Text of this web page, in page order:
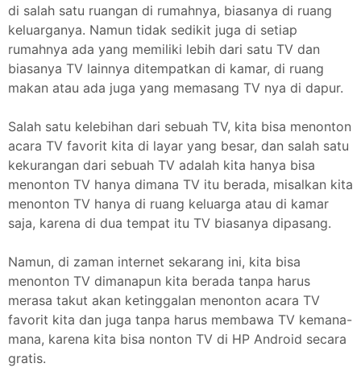
di salah satu ruangan di rumahnya, biasanya di ruang
keluarganya. Namun tidak sedikit juga di setiap
rumahnya ada yang memiliki lebih dari satu TV dan
biasanya TV lainnya ditempatkan di kamar, di ruang
makan atau ada juga yang memasang TV nya di dapur.
Salah satu kelebihan dari sebuah TV, kita bisa menonton
acara TV favorit kita di layar yang besar, dan salah satu
kekurangan dari sebuah TV adalah kita hanya bisa
menonton TV hanya dimana TV itu berada, misalkan kita
menonton TV hanya di ruang keluarga atau di kamar
saja, karena di dua tempat itu TV biasanya dipasang.
Namun, di zaman internet sekarang ini, kita bisa
menonton TV dimanapun kita berada tanpa harus
merasa takut akan ketinggalan menonton acara TV
favorit kita dan juga tanpa harus membawa TV kemana-
mana, karena kita bisa nonton TV di HP Android secara
gratis.